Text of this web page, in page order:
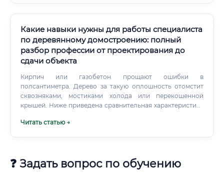
учиться — итоговый анализ Давай честно.
Какие навыки нужны для работы специалиста
по деревянному домостроению: полный
разбор профессии от проектирования до
сдачи объекта
Кирпич или газобетон прощают ошибки в
полсантиметра. Дерево за такую оплошность отомстит
сквозняками, мостиками холода или перекошенной
крышей. Ниже приведена сравнительная характеристика
сталкивается такой инженер.
Читать статью →
❓ Задать вопрос по обучению